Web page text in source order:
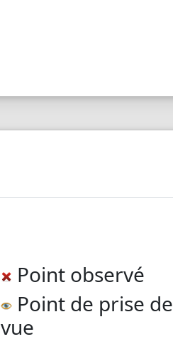
Point observé
Point de prise de
vue